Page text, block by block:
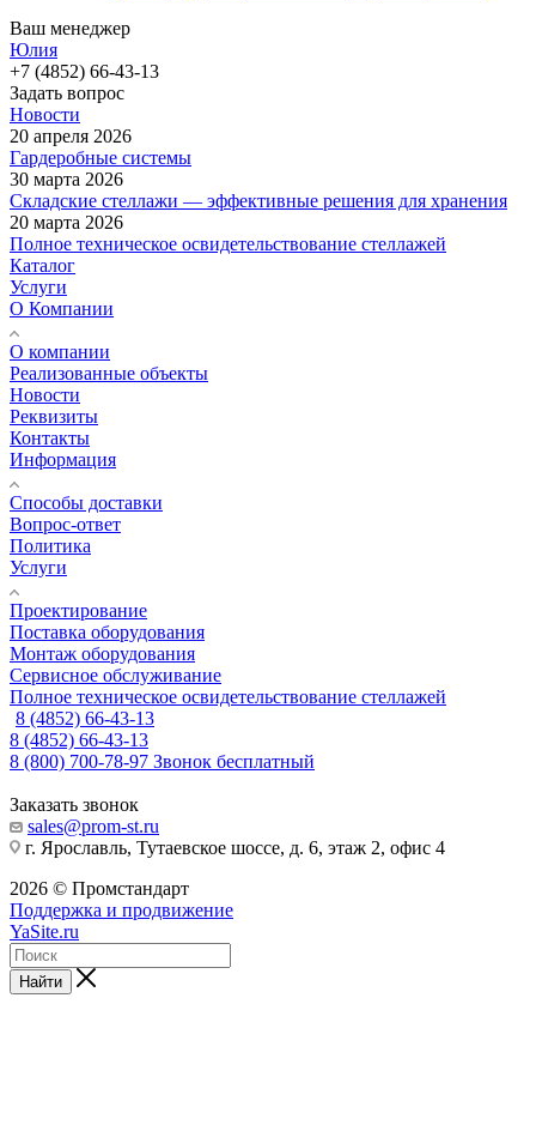
Ваш менеджер
Юлия
+7 (4852) 66-43-13
Задать вопрос
Новости
20 апреля 2026
Гардеробные системы
30 марта 2026
Складские стеллажи — эффективные решения для хранения
20 марта 2026
Полное техническое освидетельствование стеллажей
Каталог
Услуги
О Компании
О компании
Реализованные объекты
Новости
Реквизиты
Контакты
Информация
Способы доставки
Вопрос-ответ
Политика
Услуги
Проектирование
Поставка оборудования
Монтаж оборудования
Сервисное обслуживание
Полное техническое освидетельствование стеллажей
8 (4852) 66-43-13
8 (4852) 66-43-13
8 (800) 700-78-97 Звонок бесплатный
Заказать звонок
sales@prom-st.ru
г. Ярославль, Тутаевское шоссе, д. 6, этаж 2, офис 4
2026 © Промстандарт
Поддержка и продвижение
YaSite.ru
Найти